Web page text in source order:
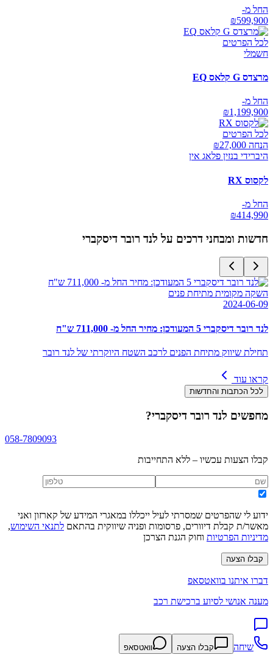
החל מ-
₪599,900
לכל הפרטים
חשמלי
מרצדס G קלאס EQ
החל מ-
₪1,199,900
לכל הפרטים
הנחה ₪ 27,000
היברידי בנזין פלאג אין
לקסוס RX
החל מ-
₪414,990
חדשות ומבחני דרכים על לנד רובר דיסקברי
השקה מקומית מתיחת פנים
2024-06-09
לנד רובר דיסקברי 5 המעודכן: מחיר החל מ- 711,000 ש"ח
תחילת שיווק מתיחת הפנים לרכב השטח היוקרתי של לנד רובר
קראו עוד
לכל הכתבות והחדשות
מחפשים לנד רובר דיסקברי?
058-7809093
קבלו הצעות עכשיו – ללא התחייבות
ידוע לי שהפרטים שמסרתי לעיל ייכללו במאגרי המידע של קארזון ואני
מאשר/ת קבלת דיוורים, פרסומות ופניה שיווקית בהתאם לתנאי השימוש,
מדיניות הפרטיות וחוק הגנת הצרכן
קבלו הצעה
דברו איתנו בוואטסאפ
מענה אנושי לסיוע ברכישת רכב
שיחה קבלו הצעה וואטסאפ